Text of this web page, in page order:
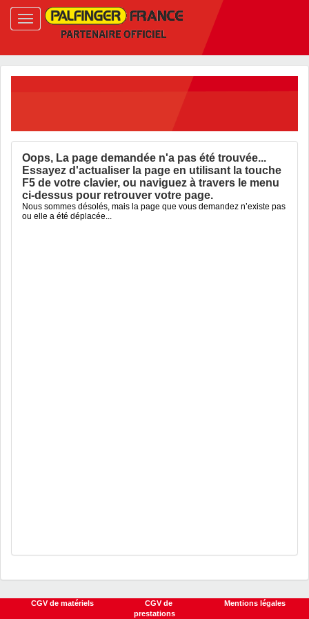
Oops, La page demandée n'a pas été trouvée...
Essayez d'actualiser la page en utilisant la touche
F5 de votre clavier, ou naviguez à travers le menu
ci-dessus pour retrouver votre page.
Nous sommes désolés, mais la page que vous demandez n’existe pas
ou elle a été déplacée...
CGV de matériels
CGV de
prestations
Mentions légales
CGV de matériels
CGV de
prestations
Mentions légales